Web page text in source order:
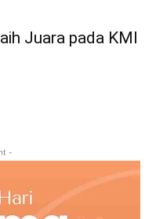
Juara pada KMI
-